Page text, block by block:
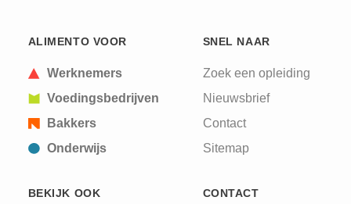
ALIMENTO VOOR
Werknemers
Voedingsbedrijven
Bakkers
Onderwijs
SNEL NAAR
Zoek een opleiding
Nieuwsbrief
Contact
Sitemap
BEKIJK OOK CONTACT